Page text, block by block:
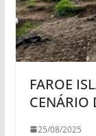
FAROE
CENÁRIO
25/08/2025